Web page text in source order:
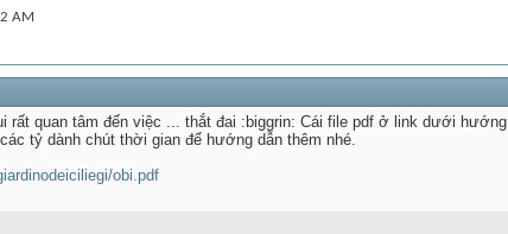
AM
AM
rất quan tâm đến việc ... thắt đai :biggrin: Cái file pdf ở link dưới
tỷ dành chút thời gian để hướng dẫn thêm nhé.
obi.pdf